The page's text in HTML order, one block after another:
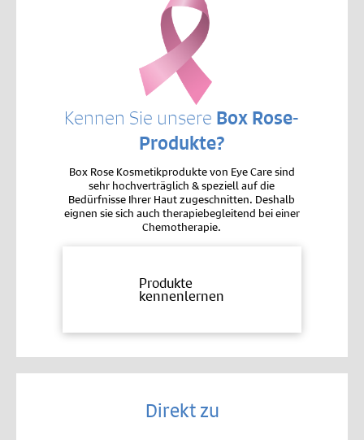
Kennen Sie unsere Box Rose-
Produkte?
Box Rose Kosmetikprodukte von Eye Care sind
sehr hochverträglich & speziell auf die
Bedürfnisse Ihrer Haut zugeschnitten. Deshalb
eignen sie sich auch therapiebegleitend bei einer
Chemotherapie.
Produkte
kennenlernen
Direkt zu